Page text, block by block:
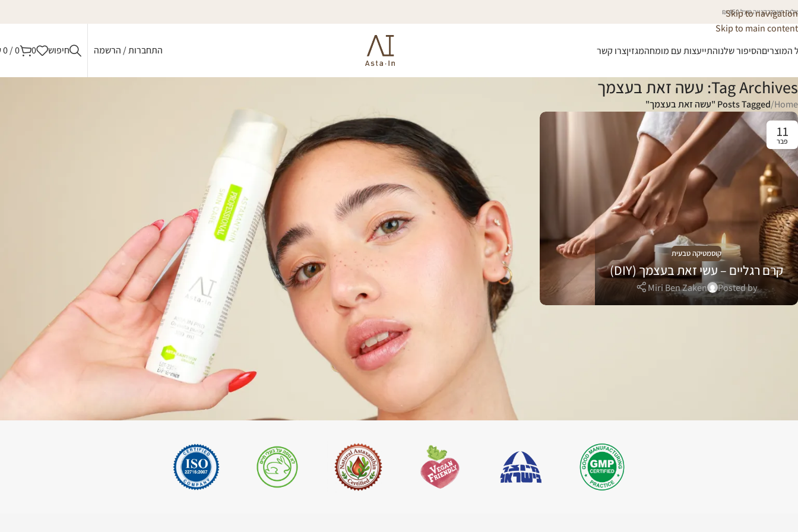
Skip to navigation
Skip to main content
חינם בקנייה מעל 450 ₪
המוצריםהסיפור שלנוהתייעצות עם מומחהמגזיןצרו קשר התחברות / הרשמה חיפוש 0
0
/
0
Tag Archives: עשה זאת בעצמך
Home
/Posts Tagged "עשה זאת בעצמך"
11
פבר
קוסמטיקה טבעית
קרם רגליים – עשי זאת בעצמך (DIY)
Posted by
Miri Ben Zaken